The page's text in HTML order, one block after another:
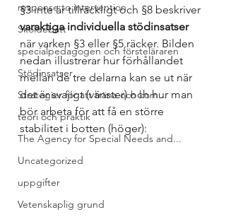
response to intervention
Skoldebatt
specialpedagogen och försteläraren
Stödinsatser
Strategier för att träna och kom...
teori och praktik
The Agency for Special Needs and...
Uncategorized
uppgifter
Vetenskaplig grund
§3 inte är tillräckligt och §8 beskriver
varaktiga individuella stödinsatser
när varken §3 eller §5 räcker. Bilden
nedan illustrerar hur förhållandet
mellan de tre delarna kan se ut när
det är svajigt (vänster) och hur man
bör arbeta för att få en större
stabilitet i botten (höger):